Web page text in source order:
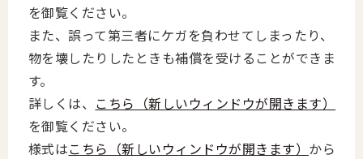
を御覧ください。
また、誤って第三者にケガを負わせてしまったり、
物を壊したりしたときも補償を受けることができま
す。
詳しくは、 こちら（新しいウィンドウが開きます）
を御覧ください。
様式はこちら（新しいウィンドウが開きます） から